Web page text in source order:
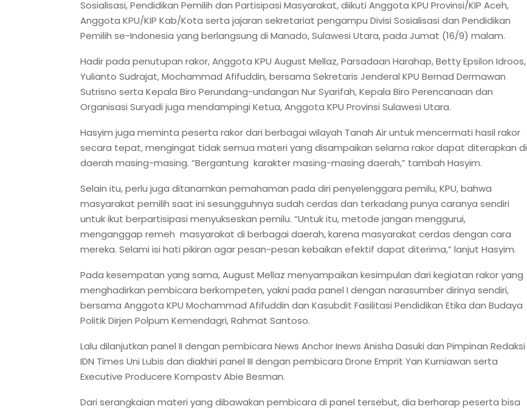
Sosialisasi, Pendidikan Pemilih dan Partisipasi Masyarakat, diikuti Anggota KPU Provinsi/KIP Aceh,
Anggota KPU/KIP Kab/Kota serta jajaran sekretariat pengampu Divisi Sosialisasi dan Pendidikan
Pemilih se-Indonesia yang berlangsung di Manado, Sulawesi Utara, pada Jumat (16/9) malam.
Hadir pada penutupan rakor, Anggota KPU August Mellaz, Parsadaan Harahap, Betty Epsilon Idroos,
Yulianto Sudrajat, Mochammad Afifuddin, bersama Sekretaris Jenderal KPU Bernad Dermawan
Sutrisno serta Kepala Biro Perundang-undangan Nur Syarifah, Kepala Biro Perencanaan dan
Organisasi Suryadi juga mendampingi Ketua, Anggota KPU Provinsi Sulawesi Utara.
Hasyim juga meminta peserta rakor dari berbagai wilayah Tanah Air untuk mencermati hasil rakor
secara tepat, mengingat tidak semua materi yang disampaikan selama rakor dapat diterapkan di
daerah masing-masing. “Bergantung karakter masing-masing daerah,” tambah Hasyim.
Selain itu, perlu juga ditanamkan pemahaman pada diri penyelenggara pemilu, KPU, bahwa
masyarakat pemilih saat ini sesungguhnya sudah cerdas dan terkadang punya caranya sendiri
untuk ikut berpartisipasi menyukseskan pemilu. “Untuk itu, metode jangan menggurui,
menganggap remeh masyarakat di berbagai daerah, karena masyarakat cerdas dengan cara
mereka. Selami isi hati pikiran agar pesan-pesan kebaikan efektif dapat diterima,” lanjut Hasyim.
Pada kesempatan yang sama, August Mellaz menyampaikan kesimpulan dari kegiatan rakor yang
menghadirkan pembicara berkompeten, yakni pada panel I dengan narasumber dirinya sendiri,
bersama Anggota KPU Mochammad Afifuddin dan Kasubdit Fasilitasi Pendidikan Etika dan Budaya
Politik Dirjen Polpum Kemendagri, Rahmat Santoso.
Lalu dilanjutkan panel II dengan pembicara News Anchor Inews Anisha Dasuki dan Pimpinan Redaksi
IDN Times Uni Lubis dan diakhiri panel III dengan pembicara Drone Emprit Yan Kurniawan serta
Executive Producere Kompastv Abie Besman.
Dari serangkaian materi yang dibawakan pembicara di panel tersebut, dia berharap peserta bisa